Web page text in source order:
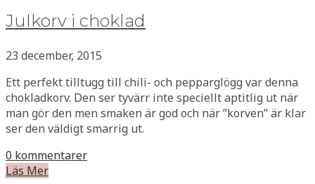
Julkorv i choklad
23 december, 2015
Ett perfekt tilltugg till chili- och pepparglögg var denna
chokladkorv. Den ser tyvärr inte speciellt aptitlig ut när
man gör den men smaken är god och när ”korven” är klar
ser den väldigt smarrig ut.
0 kommentarer
Läs Mer